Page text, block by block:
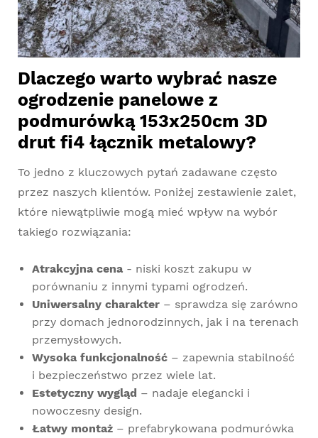
Dlaczego warto wybrać nasze
ogrodzenie panelowe z
podmurówką 153x250cm 3D
drut fi4 łącznik metalowy?
To jedno z kluczowych pytań zadawane często
przez naszych klientów. Poniżej zestawienie zalet,
które niewątpliwie mogą mieć wpływ na wybór
takiego rozwiązania:
Atrakcyjna cena - niski koszt zakupu w
porównaniu z innymi typami ogrodzeń.
Uniwersalny charakter – sprawdza się zarówno
przy domach jednorodzinnych, jak i na terenach
przemysłowych.
Wysoka funkcjonalność – zapewnia stabilność
i bezpieczeństwo przez wiele lat.
Estetyczny wygląd – nadaje elegancki i
nowoczesny design.
Łatwy montaż – prefabrykowana podmurówka